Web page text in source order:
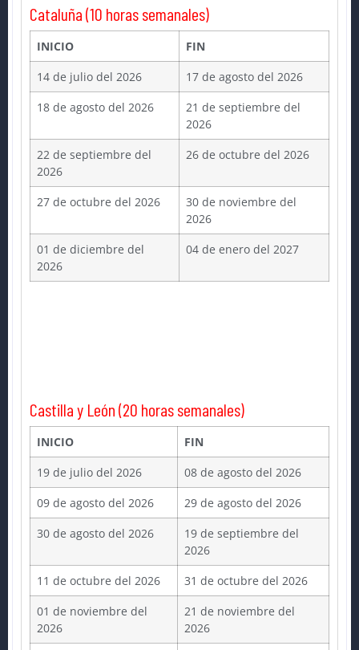
Cataluña (10 horas semanales)
INICIO
FIN
14 de julio del 2026
17 de agosto del 2026
18 de agosto del 2026
21 de septiembre del
2026
22 de septiembre del
2026
26 de octubre del 2026
27 de octubre del 2026
30 de noviembre del
2026
01 de diciembre del
2026
04 de enero del 2027
Castilla y León (20 horas semanales)
INICIO
FIN
19 de julio del 2026
08 de agosto del 2026
09 de agosto del 2026
29 de agosto del 2026
30 de agosto del 2026
19 de septiembre del
2026
11 de octubre del 2026
31 de octubre del 2026
01 de noviembre del
2026
21 de noviembre del
2026